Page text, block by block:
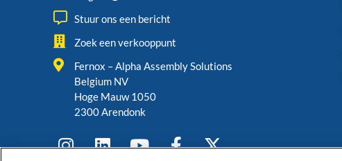
Stuur ons een bericht
Zoek een verkooppunt
Fernox – Alpha Assembly Solutions
Belgium NV
Hoge Mauw 1050
2300 Arendonk